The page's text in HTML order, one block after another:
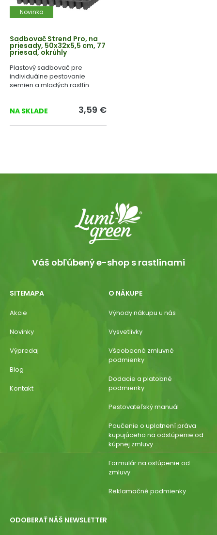
Novinka
Sadbovač Strend Pro, na
priesady, 50x32x5,5 cm, 77
priesad, okrúhly
Plastový sadbovač pre
individuálne pestovanie
semien a mladých rastlín.
NA SKLADE 3,59 €
Váš obľúbený e-shop s rastlinami
SITEMAPA
Akcie
Novinky
Výpredaj
Blog
Kontakt
O NÁKUPE
Výhody nákupu u nás
Vysvetlivky
Všeobecné zmluvné
podmienky
Dodacie a platobné
podmienky
Pestovateľský manuál
Poučenie o uplatnení práva
kupujúceho na odstúpenie od
kúpnej zmluvy
Formulár na ostúpenie od
zmluvy
Reklamačné podmienky
ODOBERAŤ NÁŠ NEWSLETTER